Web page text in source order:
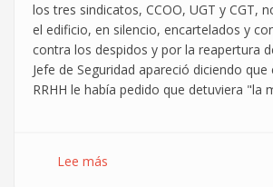
los tres sindicatos, CCOO, UGT y CGT,
el edificio, en silencio, encartelados y
contra los despidos y por la reapertura
Jefe de Seguridad apareció diciendo
RRHH le había pedido que detuviera "la
Lee más